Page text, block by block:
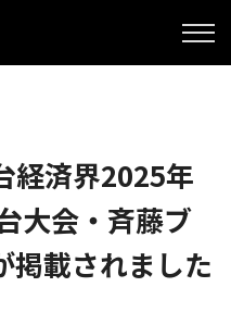
経済界2025年
大会・斉藤ブ
掲載されました